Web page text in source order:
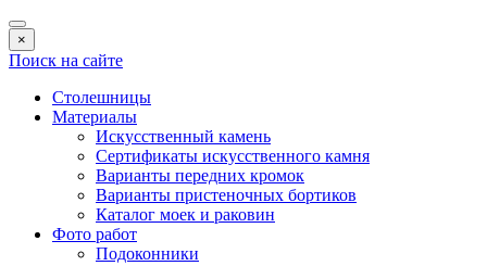
×
Поиск на сайте
Столешницы
Материалы
Искусственный камень
Сертификаты искусственного камня
Варианты передних кромок
Варианты пристеночных бортиков
Каталог моек и раковин
Фото работ
Подоконники